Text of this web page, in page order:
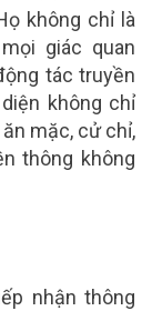
không chỉ là
giác quan
tác truyền
không chỉ
mặc, cử chỉ,
thông không
nhận thông